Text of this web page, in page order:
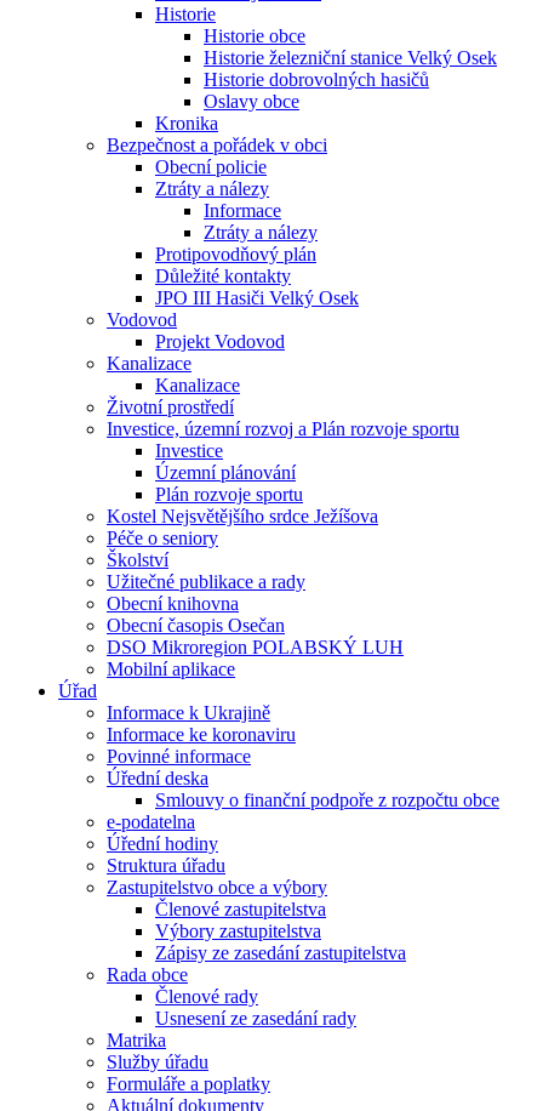
Historie
Historie obce
Historie železniční stanice Velký Osek
Historie dobrovolných hasičů
Oslavy obce
Kronika
Bezpečnost a pořádek v obci
Obecní policie
Ztráty a nálezy
Informace
Ztráty a nálezy
Protipovodňový plán
Důležité kontakty
JPO III Hasiči Velký Osek
Vodovod
Projekt Vodovod
Kanalizace
Kanalizace
Životní prostředí
Investice, územní rozvoj a Plán rozvoje sportu
Investice
Územní plánování
Plán rozvoje sportu
Kostel Nejsvětějšího srdce Ježíšova
Péče o seniory
Školství
Užitečné publikace a rady
Obecní knihovna
Obecní časopis Osečan
DSO Mikroregion POLABSKÝ LUH
Mobilní aplikace
Úřad
Informace k Ukrajině
Informace ke koronaviru
Povinné informace
Úřední deska
Smlouvy o finanční podpoře z rozpočtu obce
e-podatelna
Úřední hodiny
Struktura úřadu
Zastupitelstvo obce a výbory
Členové zastupitelstva
Výbory zastupitelstva
Zápisy ze zasedání zastupitelstva
Rada obce
Členové rady
Usnesení ze zasedání rady
Matrika
Služby úřadu
Formuláře a poplatky
Aktuální dokumenty